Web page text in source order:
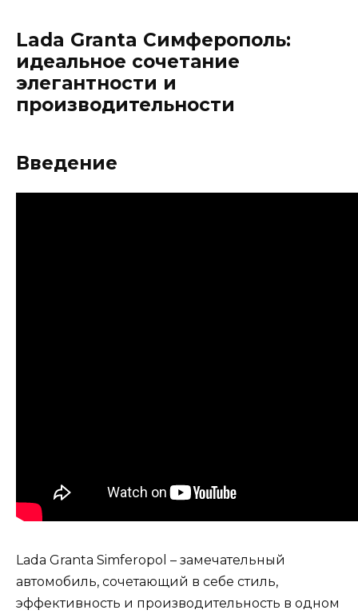
Lada Granta Симферополь:
идеальное сочетание
элегантности и
производительности
Введение
Lada Granta Simferopol – замечательный
автомобиль, сочетающий в себе стиль,
эффективность и производительность в одном